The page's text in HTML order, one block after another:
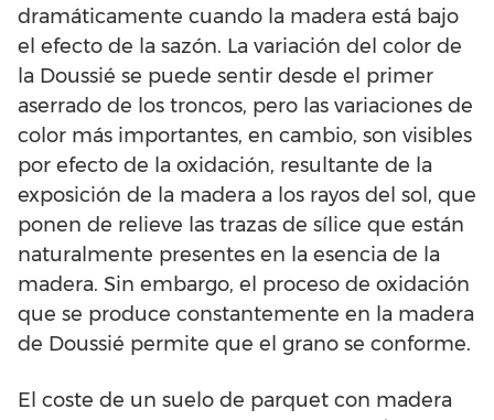
dramáticamente cuando la madera está bajo
el efecto de la sazón. La variación del color de
la Doussié se puede sentir desde el primer
aserrado de los troncos, pero las variaciones de
color más importantes, en cambio, son visibles
por efecto de la oxidación, resultante de la
exposición de la madera a los rayos del sol, que
ponen de relieve las trazas de sílice que están
naturalmente presentes en la esencia de la
madera. Sin embargo, el proceso de oxidación
que se produce constantemente en la madera
de Doussié permite que el grano se conforme.
El coste de un suelo de parquet con madera